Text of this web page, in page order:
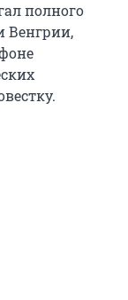
полного
Венгрии,